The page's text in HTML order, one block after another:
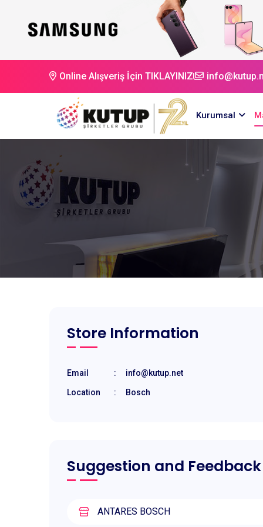
Online Alışveriş İçin TIKLAYINIZ
Kurumsal
Store Information
Email : info@kutup.net
Location : Bosch
Suggestion and